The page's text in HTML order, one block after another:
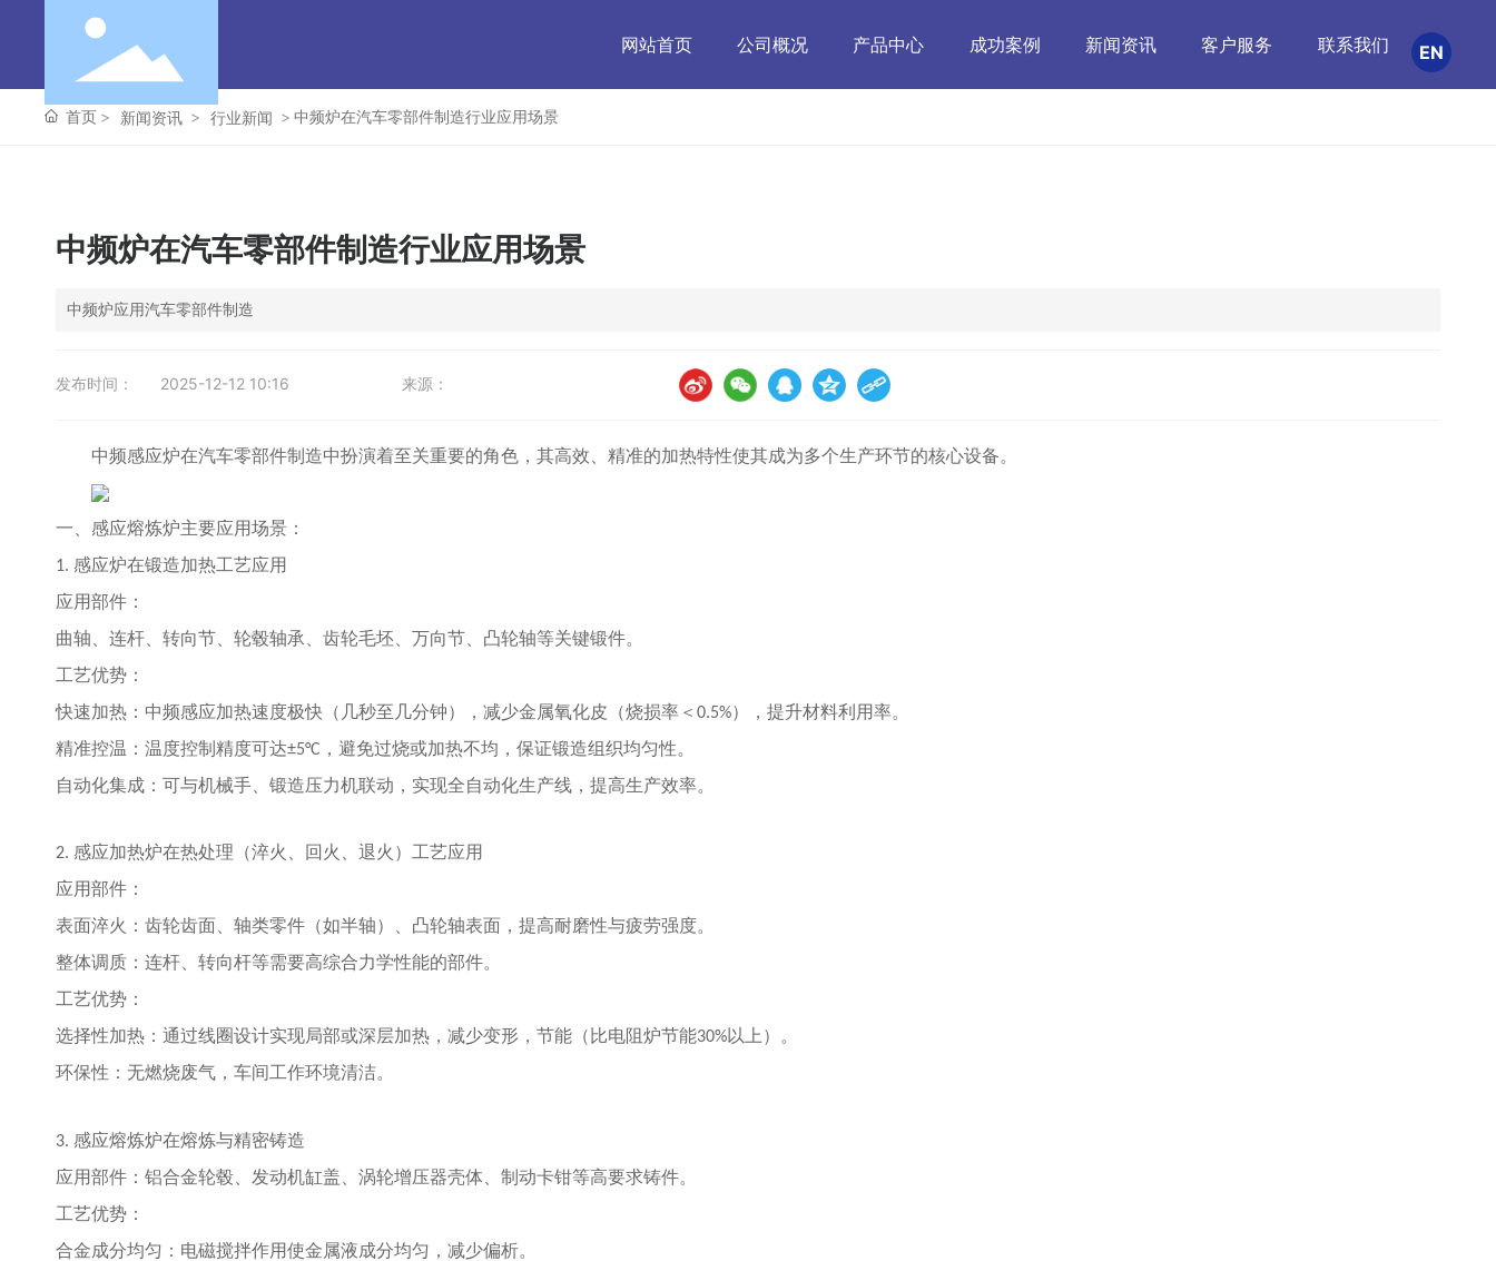
网站首页 公司概况 产品中心 成功案例 新闻资讯 客户服务 联系我们 EN
首页 新闻资讯 行业新闻 中频炉在汽车零部件制造行业应用场景
中频炉在汽车零部件制造行业应用场景
中频炉应用汽车零部件制造
发布时间： 2025-12-12 10:16 来源：
中频感应炉在汽车零部件制造中扮演着至关重要的角色，其高效、精准的加热特性使其成为多个生产环节的核心设备。
一、感应熔炼炉主要应用场景：
1. 感应炉在锻造加热工艺应用
应用部件：
曲轴、连杆、转向节、轮毂轴承、齿轮毛坯、万向节、凸轮轴等关键锻件。
工艺优势：
快速加热：中频感应加热速度极快（几秒至几分钟），减少金属氧化皮（烧损率＜0.5%），提升材料利用率。
精准控温：温度控制精度可达±5°C ，避免过烧或加热不均，保证锻造组织均匀性。
自动化集成：可与机械手、锻造压力机联动，实现全自动化生产线，提高生产效率。
2. 感应加热炉在热处理（淬火、回火、退火） 工艺应用
应用部件：
表面淬火：齿轮齿面、轴类零件（如半轴）、凸轮轴表面，提高耐磨性与疲劳强度。
整体调质：连杆、转向杆等需要高综合力学性能的部件。
工艺优势：
选择性加热：通过线圈设计实现局部或深层加热，减少变形，节能（比电阻炉节能30%以上）。
环保性：无燃烧废气，车间工作环境清洁。
3. 感应熔炼炉在熔炼与精密铸造
应用部件：铝合金轮毂、发动机缸盖、涡轮增压器壳体、制动卡钳等高要求铸件。
工艺优势：
合金成分均匀：电磁搅拌作用使金属液成分均匀，减少偏析。